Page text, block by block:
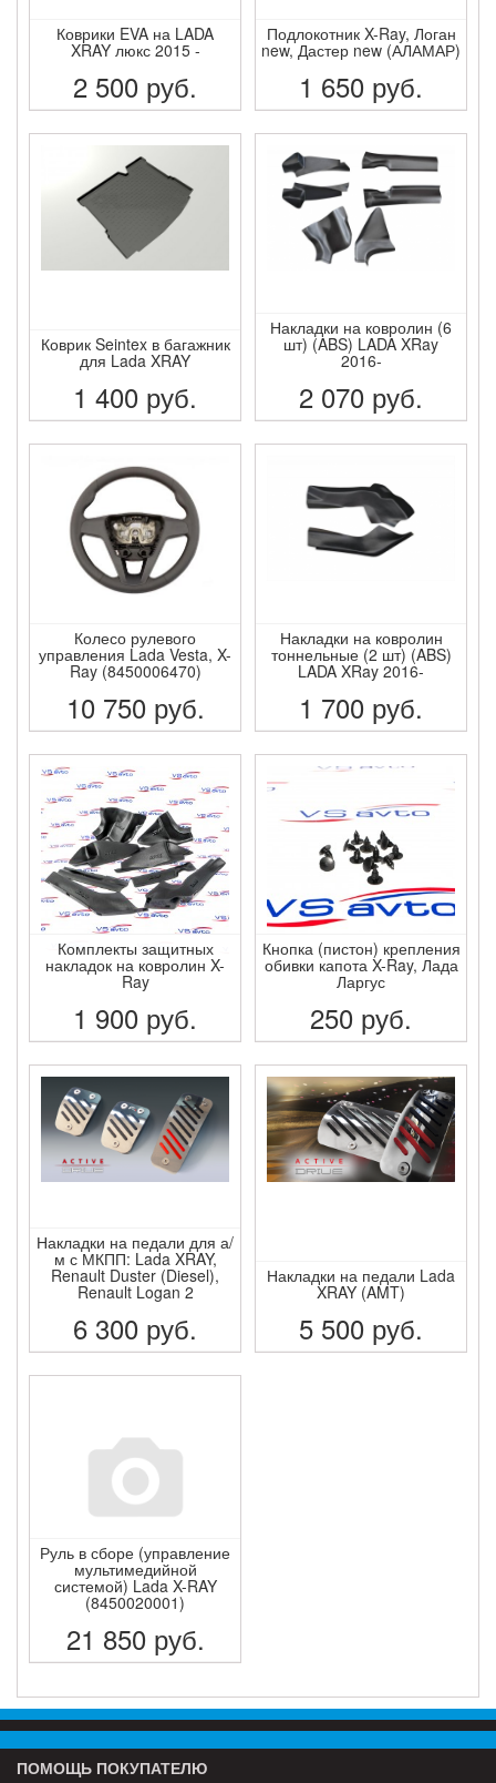
Коврики EVA на LADA
XRAY люкс 2015 -
2 500 руб.
ПОДРОБНЕЕ
Подлокотник X-Ray, Логан
new, Дастер new (АЛАМАР)
1 650 руб.
ПОДРОБНЕЕ
Коврик Seintex в багажник
для Lada XRAY
1 400 руб.
ПОДРОБНЕЕ
Накладки на ковролин (6
шт) (ABS) LADA XRay
2016-
2 070 руб.
ПОДРОБНЕЕ
Колесо рулевого
управления Lada Vesta, X-
Ray (8450006470)
10 750 руб.
ПОДРОБНЕЕ
Накладки на ковролин
тоннельные (2 шт) (ABS)
LADA XRay 2016-
1 700 руб.
ПОДРОБНЕЕ
Комплекты защитных
накладок на ковролин X-
Ray
1 900 руб.
ПОДРОБНЕЕ
Кнопка (пистон) крепления
обивки капота X-Ray, Лада
Ларгус
250 руб.
ПОДРОБНЕЕ
Накладки на педали для а/
м с МКПП: Lada XRAY,
Renault Duster (Diesel),
Renault Logan 2
6 300 руб.
ПОДРОБНЕЕ
Накладки на педали Lada
XRAY (AMT)
5 500 руб.
Руль в сборе (управление
мультимедийной
системой) Lada X-RAY
(8450020001)
21 850 руб.
ПОДРОБНЕЕ
ПОМОЩЬ ПОКУПАТЕЛЮ